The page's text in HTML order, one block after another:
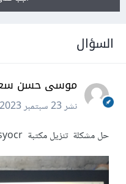
السؤال
موسى حسن
نشر23 سبتمبر 2023
حل مشكلة تنزيل مكتبة easyocr